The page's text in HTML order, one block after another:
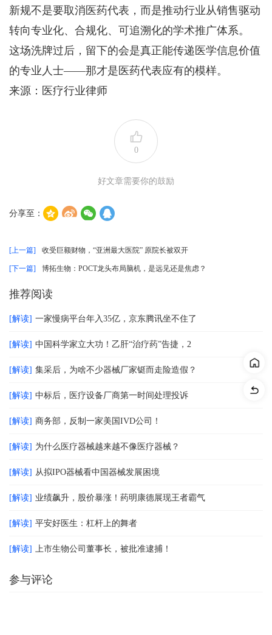
新规不是要取消医药代表，而是推动行业从销售驱动
转向专业化、合规化、可追溯化的学术推广体系。
这场洗牌过后，留下的会是真正能传递医学信息价值
的专业人士——那才是医药代表应有的模样。
来源：医疗行业律师
0
好文章需要你的鼓励
分享至：
[上一篇] 收受巨额财物，“亚洲最大医院” 原院长被双开
[下一篇] 博拓生物：POCT龙头布局脑机，是远见还是焦虑？
推荐阅读
[解读] 一家慢病平台年入35亿，京东腾讯坐不住了
[解读] 中国科学家立大功！乙肝“治疗药”告捷，2
[解读] 集采后，为啥不少器械厂家铤而走险造假？
[解读] 中标后，医疗设备厂商第一时间处理投诉
[解读] 商务部，反制一家美国IVD公司！
[解读] 为什么医疗器械越来越不像医疗器械？
[解读] 从拟IPO器械看中国器械发展困境
[解读] 业绩飙升，股价暴涨！药明康德展现王者霸气
[解读] 平安好医生：杠杆上的舞者
[解读] 上市生物公司董事长，被批准逮捕！
参与评论